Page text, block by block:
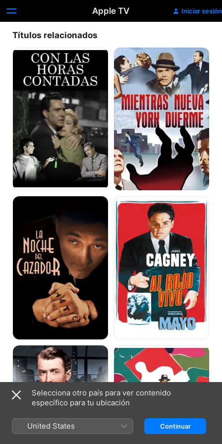
Apple TV Iniciar sesión
Títulos relacionados
Con
contadas
Mientras
Nueva
York
duerme
La
Al
Rojo
Vivo
La
Soga
Más
allá
la
duda
Selecciona otro país para ver contenido
específico para tu ubicación
United States Continuar